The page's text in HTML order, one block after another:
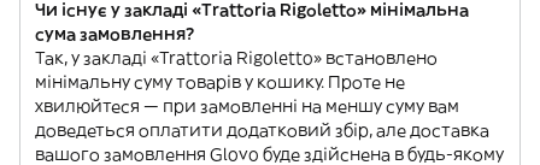
Чи існує у закладі «Trattoria Rigoletto» мінімальна
сума замовлення?
Так, у закладі «Trattoria Rigoletto» встановлено
мінімальну суму товарів у кошику. Проте не
хвилюйтеся — при замовленні на меншу суму вам
доведеться оплатити додатковий збір, але доставка
вашого замовлення Glovo буде здійснена в будь-якому